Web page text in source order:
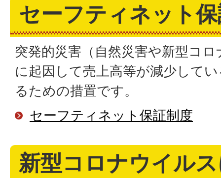
セーフティネット
突発的災害（自然災害や新型コ
に起因して売上高等が減少して
るための措置です。
セーフティネット保証制度
新型コロナウイル